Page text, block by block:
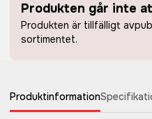
Produkten går inte
Produkten är tillfälligt
sortimentet.
Produktinformation